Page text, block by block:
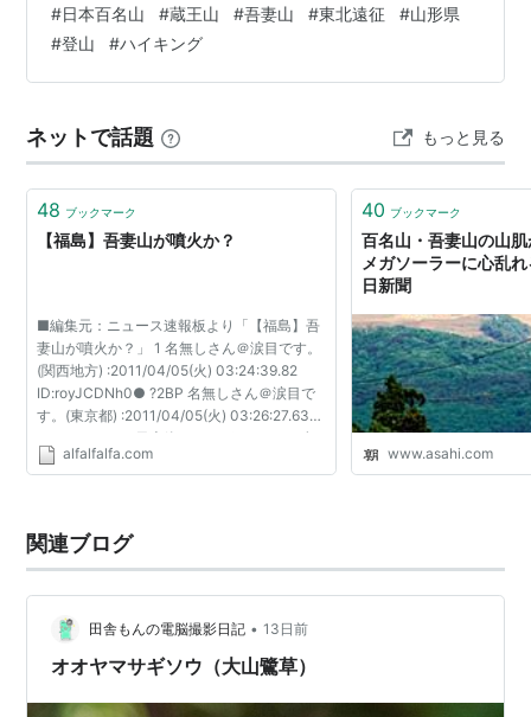
た〜。 ランキング参加中登山 ランキング参加中低山登
山・ハイキング ランキング参加中 その日 あった事・感
じた事の記録 (日々の出来事保管場所 ） ランキング参加
gooからきました ランキング参加中【公式】は…
#日本百名山 #蔵王山 #吾妻山 #東北遠征 #山形県
#登山 #ハイキング
ネットで話題 もっと見る
48 ブックマーク
【福島】吾妻山が噴火か？
■編集元：ニュース速報板より「【福島】吾
妻山が噴火か？」 1 名無しさん＠涙目です。
(関西地方) :2011/04/05(火) 03:24:39.82
ID:royJCDNh0● ?2BP 名無しさん＠涙目で
す。(東京都) :2011/04/05(火) 03:26:27.63
ID:ViPzWb61P 日本終わりすぎワロタ 22 名
無しさん＠涙目です。(チベット自治区)
alfalfalfa.com
40 ブックマーク
百名山・吾妻山の山
メガソーラーに心乱
日新聞
www.asahi.com
関連ブログ
田舎もんの電脳撮影日記 • 13日前
オオヤマサギソウ（大山鷺草）